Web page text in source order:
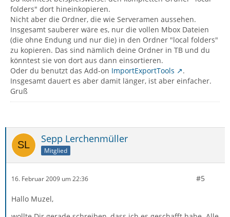
folders" dort hineinkopieren.
Nicht aber die Ordner, die wie Serveramen aussehen.
Insgesamt sauberer wäre es, nur die vollen Mbox Dateien
(die ohne Endung und nur die) in den Ordner "local folders"
zu kopieren. Das sind nämlich deine Ordner in TB und du
könntest sie von dort aus dann einsortieren.
Oder du benutzt das Add-on ImportExportTools
.
Insgesamt dauert es aber damit länger, ist aber einfacher.
Gruß
Sepp Lerchenmüller
Mitglied
16. Februar 2009 um 22:36 #5
Hallo Muzel,